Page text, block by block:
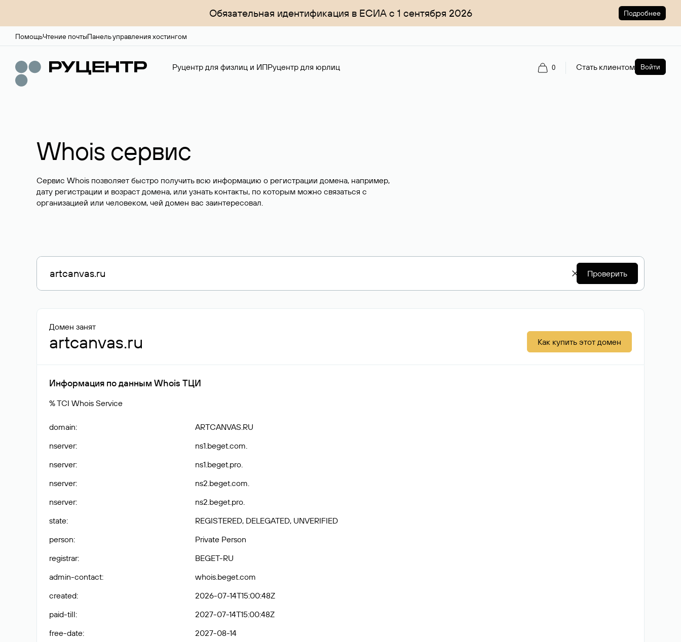
Обязательная идентификация в ЕСИА с 1 сентября 2026 Подробнее
ПомощьЧтение почтыПанель управления хостингом
Руцентр для физлиц и ИПРуцентр для юрлиц 0 Стать клиентом Войти
Whois сервис
Сервис Whois позволяет быстро получить всю информацию о регистрации домена, например,
дату регистрации и возраст домена, или узнать контакты, по которым можно связаться с
организацией или человеком, чей домен вас заинтересовал.
Проверить
Домен занят
artcanvas.ru Как купить этот домен
Информация по данным Whois ТЦИ
% TCI Whois Service
domain:
ARTCANVAS.RU
nserver:
ns1.beget.com.
nserver:
ns1.beget.pro.
nserver:
ns2.beget.com.
nserver:
ns2.beget.pro.
state:
REGISTERED, DELEGATED, UNVERIFIED
person:
Private Person
registrar:
BEGET-RU
admin-contact:
whois.beget.com
created:
2026-07-14T15:00:48Z
paid-till:
2027-07-14T15:00:48Z
free-date:
2027-08-14